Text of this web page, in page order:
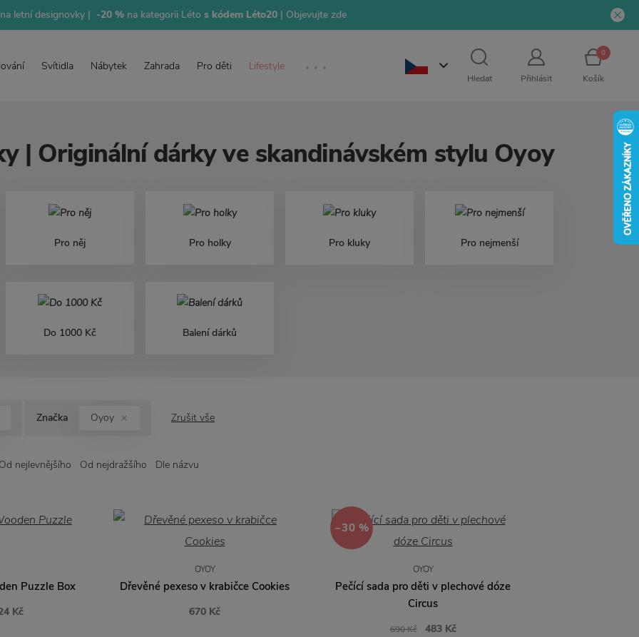
letní designovky | -20 %na kategorii Létos kódem Léto20 | Objevujte zde
Svítidla Nábytek Zahrada Pro děti Lifestyle
Hledat Přihlásit
0
Košík
| Originální dárky ve skandinávském stylu Oyoy
Pro něj Pro holky Pro kluky Pro nejmenší
Do 1000 Kč Balení dárků
Značka Oyoy Zrušit vše
Od nejlevnějšího Od nejdražšího Dle názvu
Puzzle Box
Kč
OYOY
Dřevěné pexeso v krabičce Cookies
670 Kč
−30 %
OYOY
Pečící sada pro děti v plechové dóze
Circus
690 Kč 483 Kč